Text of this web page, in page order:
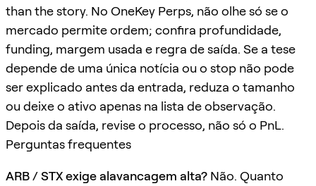
than the story. No OneKey Perps, não olhe só se o
mercado permite ordem; confira profundidade,
funding, margem usada e regra de saída. Se a tese
depende de uma única notícia ou o stop não pode
ser explicado antes da entrada, reduza o tamanho
ou deixe o ativo apenas na lista de observação.
Depois da saída, revise o processo, não só o PnL.
Perguntas frequentes
ARB / STX exige alavancagem alta? Não. Quanto